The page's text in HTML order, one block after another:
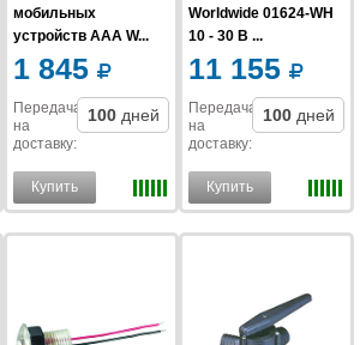
мобильных
устройств AAA W...
1 845
Передача
на
доставку:
100 дней
Купить
Worldwide 01624-WH
10 - 30 В ...
11 155
Передача
на
доставку:
100 дней
Купить